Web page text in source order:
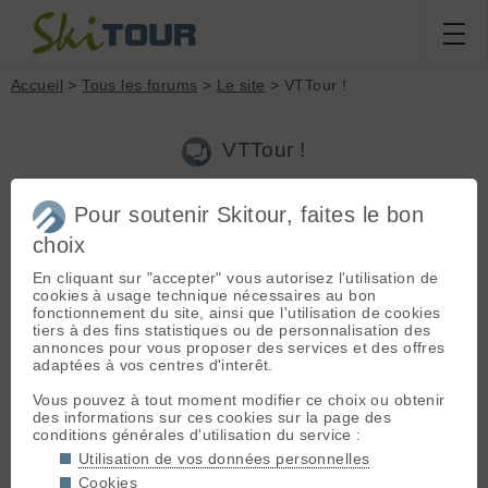
Accueil >Tous les forums > Le site > VTTour !
VTTour !
jean[995 posts] - Le 27/05/2007 18:34
Philippe Mahieu a dit :
jean a dit :
😄 Y'en a qui ne font pas (ou peu)
de VTT 🤣 🤣
Pourquoi? Bivouak ne te suffit plus....? 😉
Pour soutenir Skitour, faites le bon
choix
En cliquant sur "accepter" vous autorisez l'utilisation de
cookies à usage technique nécessaires au bon
fonctionnement du site, ainsi que l'utilisation de cookies
tiers à des fins statistiques ou de personnalisation des
annonces pour vous proposer des services et des offres
adaptées à vos centres d'interêt.
Vous pouvez à tout moment modifier ce choix ou obtenir
des informations sur ces cookies sur la page des
conditions générales d'utilisation du service :
Utilisation de vos données personnelles
Cookies